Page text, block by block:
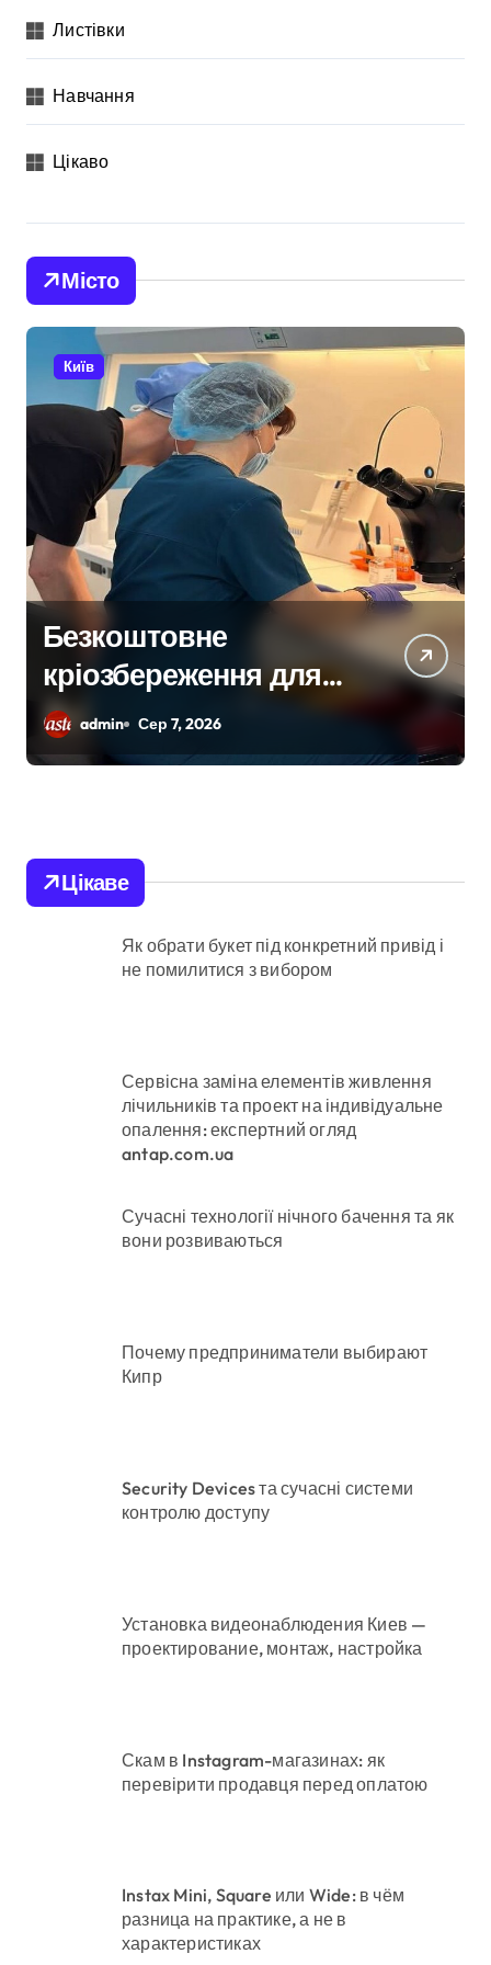
Листівки
Навчання
Цікаво
Місто
Київ
Безкоштовне
кріозбереження для
військових: у Києві
оновили центр
admin Сер 7, 2026
Цікаве
Як обрати букет під конкретний привід і
не помилитися з вибором
Сервісна заміна елементів живлення
лічильників та проект на індивідуальне
опалення: експертний огляд
antap.com.ua
Сучасні технології нічного бачення та як
вони розвиваються
Почему предприниматели выбирают
Кипр
Security Devices та сучасні системи
контролю доступу
Установка видеонаблюдения Киев —
проектирование, монтаж, настройка
Скам в Instagram-магазинах: як
перевірити продавця перед оплатою
Instax Mini, Square или Wide: в чём
разница на практике, а не в
характеристиках